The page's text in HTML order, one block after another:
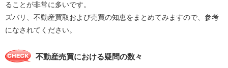
ることが非常に多いです。
ズバリ、不動産買取および売買の知恵をまとめてみますので、参考
になされてください。
不動産売買における疑問の数々